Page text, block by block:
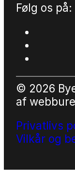
Følg os på:
© 2026
af
Privatlivs
Vilkår og